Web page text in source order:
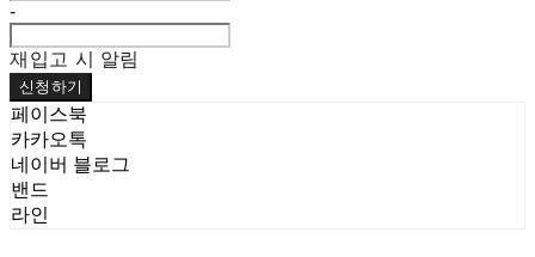
-
재입고 시 알림
신청하기
페이스북
카카오톡
네이버 블로그
밴드
라인